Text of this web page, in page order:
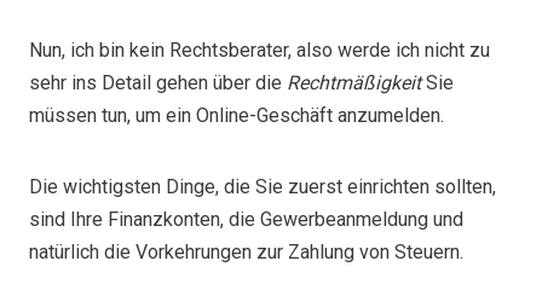
Nun, ich bin kein Rechtsberater, also werde ich nicht zu
sehr ins Detail gehen über die RechtmäßigkeitSie
müssen tun, um ein Online-Geschäft anzumelden.
Die wichtigsten Dinge, die Sie zuerst einrichten sollten,
sind Ihre Finanzkonten, die Gewerbeanmeldung und
natürlich die Vorkehrungen zur Zahlung von Steuern.